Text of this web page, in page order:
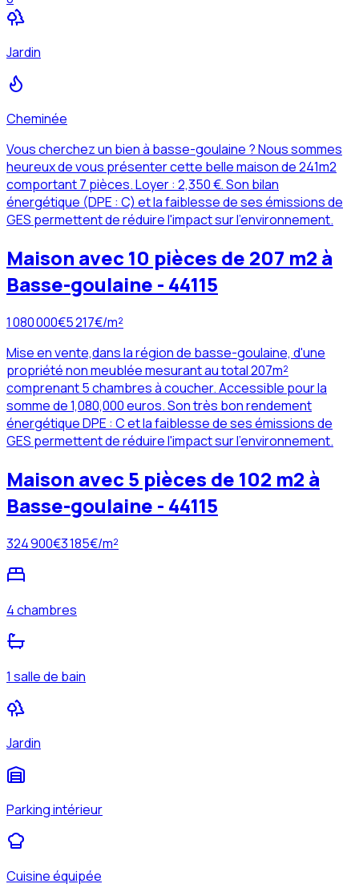
Jardin
Cheminée
Vous cherchez un bien à basse-goulaine ? Nous sommes
heureux de vous présenter cette belle maison de 241m2
comportant 7 pièces. Loyer : 2,350 €. Son bilan
énergétique (DPE : C) et la faiblesse de ses émissions de
GES permettent de réduire l'impact sur l'environnement.
Maison avec 10 pièces de 207 m2 à
Basse-goulaine - 44115
1 080 000€5 217€/m²
Mise en vente,dans la région de basse-goulaine, d'une
propriété non meublée mesurant au total 207m²
comprenant 5 chambres à coucher. Accessible pour la
somme de 1,080,000 euros. Son très bon rendement
énergétique DPE : C et la faiblesse de ses émissions de
GES permettent de réduire l'impact sur l'environnement.
Maison avec 5 pièces de 102 m2 à
Basse-goulaine - 44115
324 900€3 185€/m²
4 chambres
1 salle de bain
Jardin
Parking intérieur
Cuisine équipée